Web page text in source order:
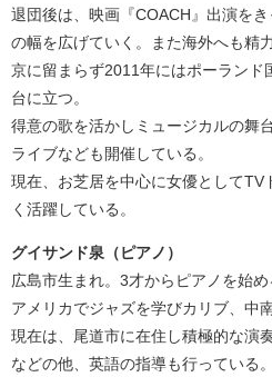
退団後は、映画『COACH』出演を
の幅を広げていく。また海外へも精
京に留まらず2011年にはポーランド
台に立つ。
得意の歌を活かしミュージカルの舞
ライブなども開催している。
現在、お芝居を中心に女優としてTV
く活躍している。
グイサンド泉（ピアノ）
広島市生まれ。3才からピアノを始め
アメリカでジャズを学びカリブ、中
現在は、尾道市に在住し積極的な演
などの他、英語の指導も行っている。